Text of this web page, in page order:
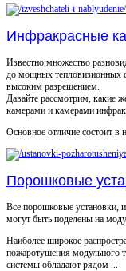
Инфракрасные
Известно множество
до мощных тепловизионных
высоким разрешением.
Давайте рассмотрим, какие
камерами и камерами
Основное отличие состоит в
Порошковые
Все порошковые установки,
могут быть поделены на
Наиболее широкое
пожаротушения модульного
системы обладают рядом ...